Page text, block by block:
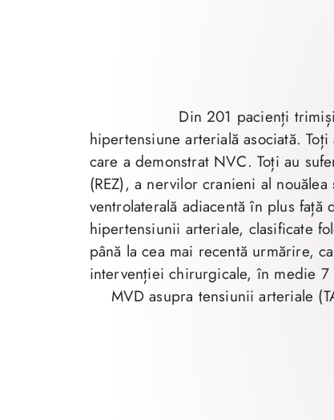
Din 201 pacienți
hipertensiune arterială asociată.
care a demonstrat NVC. Toți au
(REZ), a nervilor cranieni al
ventrolaterală adiacentă în plus față
hipertensiunii arteriale, clasificate
până la cea mai recentă urmărire,
intervenției chirurgicale, în medie 7
MVD asupra tensiunii arteriale